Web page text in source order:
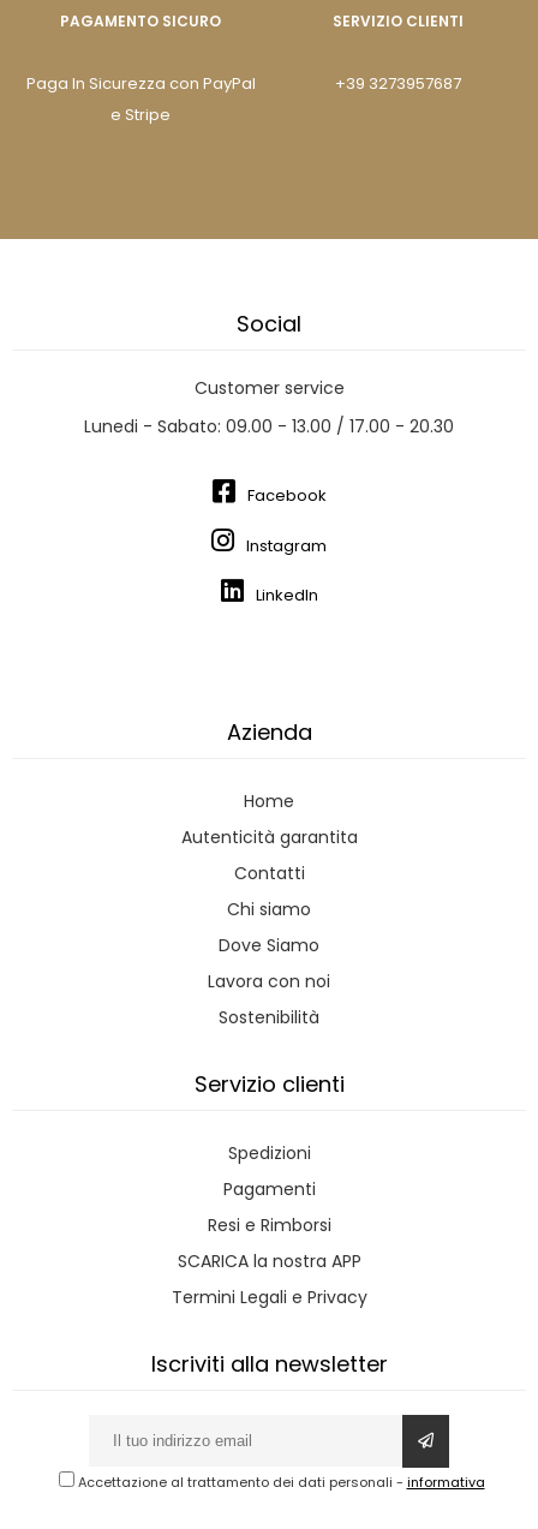
PAGAMENTO SICURO
Paga In Sicurezza con PayPal
e Stripe
SERVIZIO CLIENTI
+39 3273957687
Social
Customer service
Lunedi - Sabato: 09.00 - 13.00 / 17.00 - 20.30
Facebook
Instagram
LinkedIn
Azienda
Home
Autenticità garantita
Contatti
Chi siamo
Dove Siamo
Lavora con noi
Sostenibilità
Servizio clienti
Spedizioni
Pagamenti
Resi e Rimborsi
SCARICA la nostra APP
Termini Legali e Privacy
Iscriviti alla newsletter
Accettazione al trattamento dei dati personali - informativa